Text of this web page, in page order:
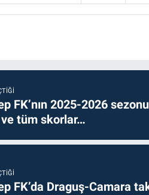
FK’nın 2025-2026
tüm skorlar…
FK’da Draguş-Camara